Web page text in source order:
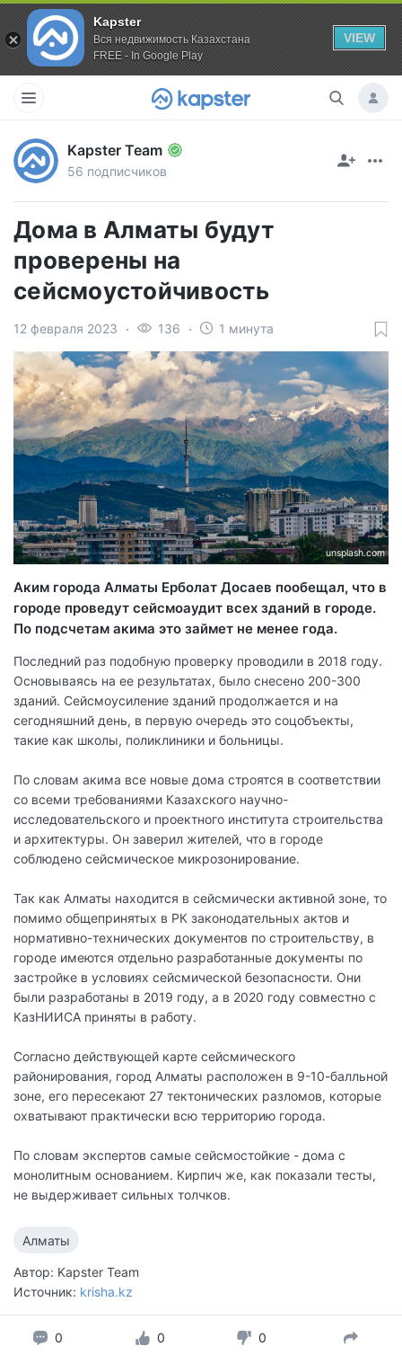
Kapster
Вся недвижимость Казахстана
FREE - In Google Play
VIEW
Kapster Team
56 подписчиков
Дома в Алматы будут
проверены на
сейсмоустойчивость
12 февраля 2023 136 1 минута
unsplash.com
Аким города Алматы Ерболат Досаев пообещал, что в
городе проведут сейсмоаудит всех зданий в городе.
По подсчетам акима это займет не менее года.
Последний раз подобную проверку проводили в 2018 году.
Основываясь на ее результатах, было снесено 200-300
зданий. Сейсмоусиление зданий продолжается и на
сегодняшний день, в первую очередь это соцобъекты,
такие как школы, поликлиники и больницы.
По словам акима все новые дома строятся в соответствии
со всеми требованиями Казахского научно-
исследовательского и проектного института строительства
и архитектуры. Он заверил жителей, что в городе
соблюдено сейсмическое микрозонирование.
Так как Алматы находится в сейсмически активной зоне, то
помимо общепринятых в РК законодательных актов и
нормативно-технических документов по строительству, в
городе имеются отдельно разработанные документы по
застройке в условиях сейсмической безопасности. Они
были разработаны в 2019 году, а в 2020 году совместно с
КазНИИСА приняты в работу.
Согласно действующей карте сейсмического
районирования, город Алматы расположен в 9-10-балльной
зоне, его пересекают 27 тектонических разломов, которые
охватывают практически всю территорию города.
По словам экспертов самые сейсмостойкие - дома с
монолитным основанием. Кирпич же, как показали тесты,
не выдерживает сильных толчков.
Алматы
Автор: Kapster Team
Источник: krisha.kz
0 0 0